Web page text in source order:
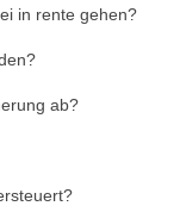
in rente gehen?
ab?